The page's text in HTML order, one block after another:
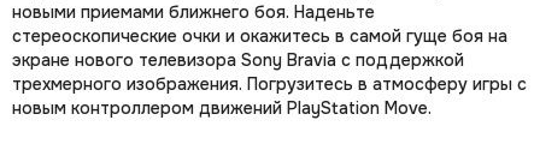
новыми приемами ближнего боя. Наденьте
стереоскопические очки и окажитесь в самой гуще боя на
экране нового телевизора Sony Bravia с поддержкой
трехмерного изображения. Погрузитесь в атмосферу игры с
новым контроллером движений PlayStation Move.